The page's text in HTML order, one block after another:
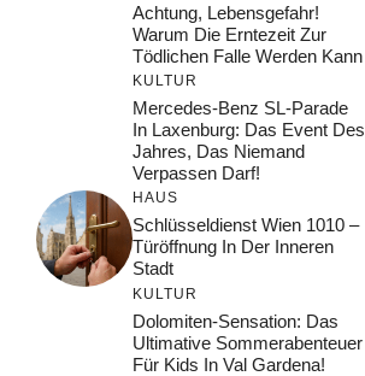
Achtung, Lebensgefahr!
Warum Die Erntezeit Zur
Tödlichen Falle Werden Kann
KULTUR
Mercedes-Benz SL-Parade
In Laxenburg: Das Event Des
Jahres, Das Niemand
Verpassen Darf!
HAUS
Schlüsseldienst Wien 1010 –
Türöffnung In Der Inneren
Stadt
KULTUR
Dolomiten-Sensation: Das
Ultimative Sommerabenteuer
Für Kids In Val Gardena!